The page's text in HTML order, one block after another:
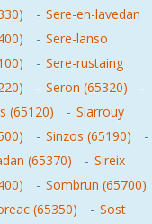
- Sere-en-lavedan
- Sere-lanso
- Sere-rustaing
- Seron (65320)
-
(65120)
- Siarrouy
- Sinzos (65190)
-
(65370)
- Sireix
- Sombrun (65700)
(65350) - Sost